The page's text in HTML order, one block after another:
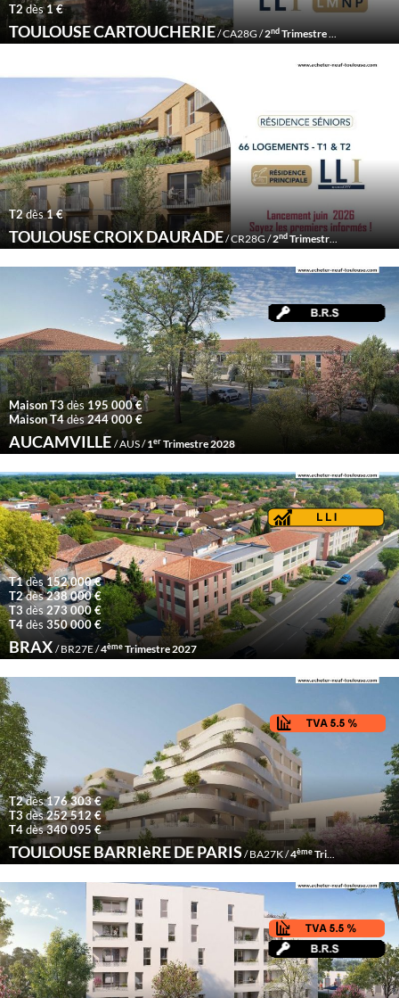
T2 dès1 €
TOULOUSE CARTOUCHERIE/ CA28G /2ndTrimestre 2028
T2dès1 €
TOULOUSE CROIX DAURADE/ CR28G /2ndTrimestre 2028
Maison T3dès195 000 €
Maison T4dès244 000 €
AUCAMVILLE / AUS /1erTrimestre 2028
T1dès152 000 €
T2dès238 000 €
T3dès 273 000 €
T4dès 350 000 €
BRAX / BR27E /4èmeTrimestre 2027
T2dès176 303 €
T3dès252 512 €
T4dès340 095 €
TOULOUSE BARRIèRE DE PARIS / BA27K /4èmeTrimestre 2027